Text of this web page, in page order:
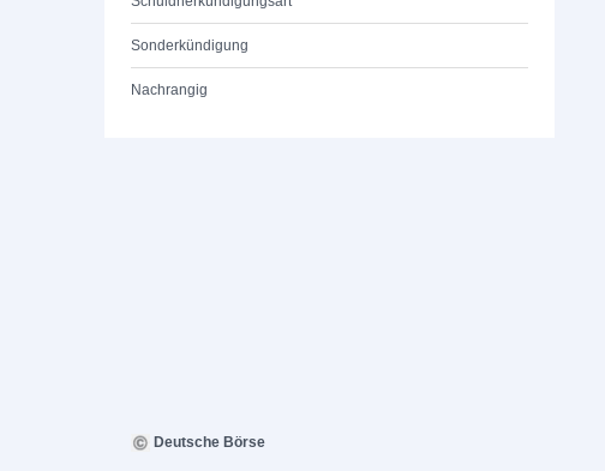
Sonderkündigung
Nachrangig
Deutsche Börse